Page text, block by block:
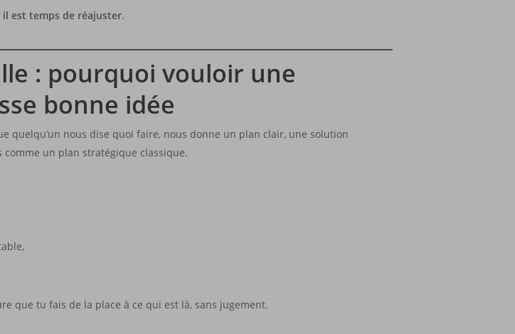
il est temps de réajuster.
: pourquoi vouloir une
bonne idée
quelqu’un nous dise quoi faire, nous donne un plan clair, une solution
un plan stratégique classique.
que tu fais de la place à ce qui est là, sans jugement.